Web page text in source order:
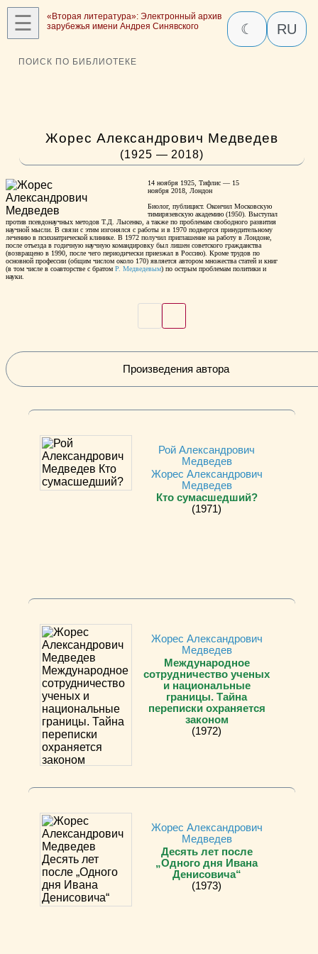
☰
«Вторая литература»: Электронный архив
зарубежья имени Андрея Синявского
☾ RU
ПОИСК ПО БИБЛИОТЕКЕ
Жорес Александрович Медведев
(1925 — 2018)
14 ноября 1925, Тифлис — 15
ноября 2018, Лондон
Биолог, публицист. Окончил Московскую
тимирязевскую академию (1950). Выступал
против псевдонаучных методов Т.Д. Лысенко, а также по проблемам свободного развития
научной мысли. В связи с этим изгонялся с работы и в 1970 подвергся принудительному
лечению в психиатрической клинике. В 1972 получил приглашение на работу в Лондоне,
после отъезда в годичную научную командировку был лишен советского гражданства
(возвращено в 1990, после чего периодически приезжал в Россию). Кроме трудов по
основной профессии (общим числом около 170) является автором множества статей и книг
(в том числе в соавторстве с братом Р. Медведевым) по острым проблемам политики и
науки.
Произведения автора
Рой Александрович
Медведев
Жорес Александрович
Медведев
Кто сумасшедший?
(1971)
Жорес Александрович
Медведев
Международное
сотрудничество ученых
и национальные
границы. Тайна
переписки охраняется
законом
(1972)
Жорес Александрович
Медведев
Десять лет после
„Одного дня Ивана
Денисовича“
(1973)